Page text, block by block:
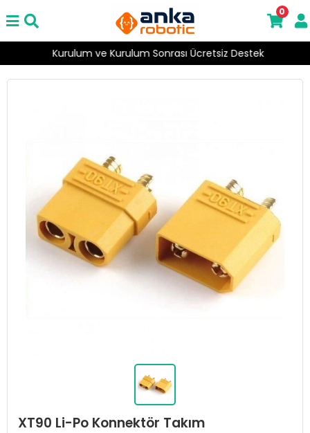
Kurulum ve Kurulum Sonrası Ücretsiz Destek
0
XT90 Li-Po Konnektör Takım